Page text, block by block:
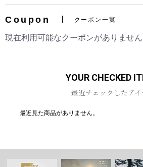
お買い物を続ける
Coupon クーポン一覧
現在利用可能なクーポンがありません
YOUR CHECKED
最近チェックしたアイ
最近見た商品がありません。